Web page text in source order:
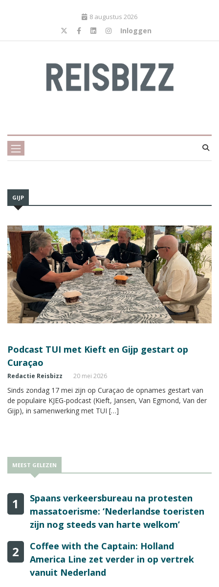
8 augustus 2026
Inloggen
GIJP
Podcast TUI met Kieft en Gijp gestart op
Curaçao
Redactie Reisbizz 20 mei 2026
Sinds zondag 17 mei zijn op Curaçao de opnames gestart van
de populaire KJEG-podcast (Kieft, Jansen, Van Egmond, Van der
Gijp), in samenwerking met TUI […]
MEEST GELEZEN
1
Spaans verkeersbureau na protesten
massatoerisme: ‘Nederlandse toeristen
zijn nog steeds van harte welkom’
2
Coffee with the Captain: Holland
America Line zet verder in op vertrek
vanuit Nederland